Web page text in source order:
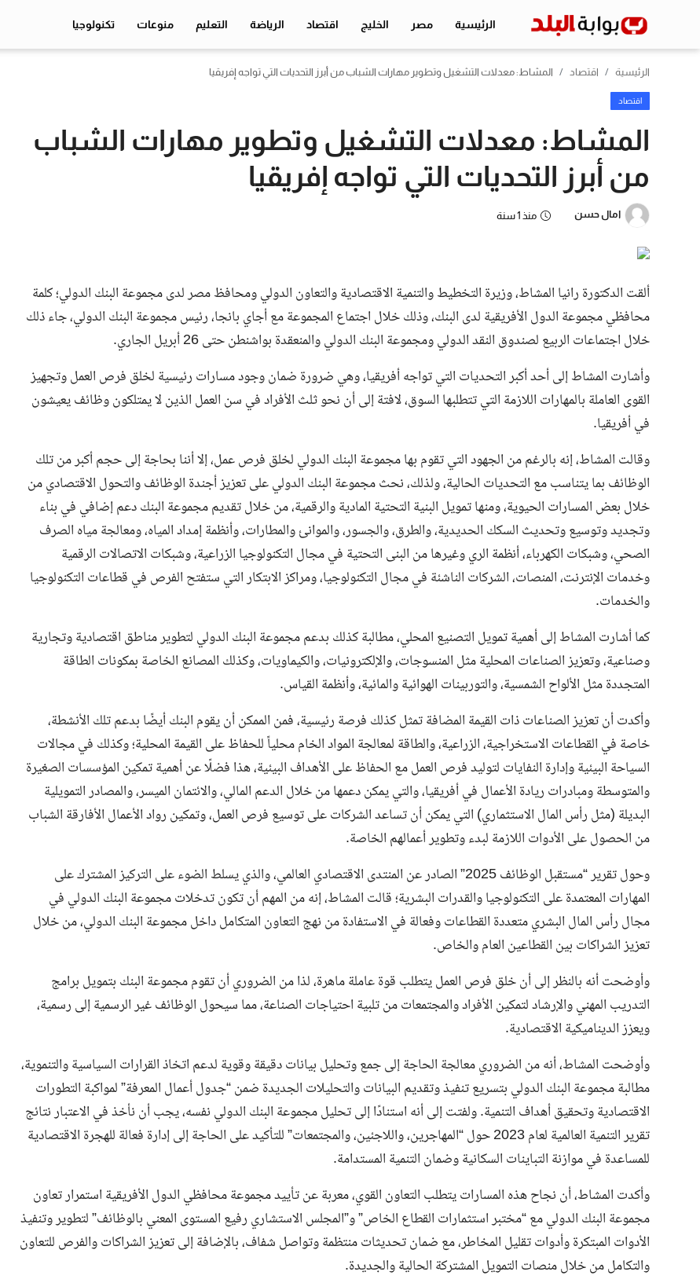
الرئيسية مصر الخليج اقتصاد الرياضة التعليم منوعات تكنولوجيا
تكنولوجيا
الرئيسية اقتصاد المشاط: معدلات التشغيل وتطوير مهارات الشباب من أبرز التحديات التي تواجه إفريقيا
اقتصاد
المشاط: معدلات التشغيل وتطوير مهارات الشباب
من أبرز التحديات التي تواجه إفريقيا
امال حسن منذ 1 سنة
ألقت الدكتورة رانيا المشاط، وزيرة التخطيط والتنمية الاقتصادية والتعاون الدولي ومحافظ مصر لدى مجموعة البنك الدولي؛ كلمة
محافظي مجموعة الدول الأفريقية لدى البنك، وذلك خلال اجتماع المجموعة مع أجاي بانجا، رئيس مجموعة البنك الدولي، جاء ذلك
خلال اجتماعات الربيع لصندوق النقد الدولي ومجموعة البنك الدولي والمنعقدة بواشنطن حتى 26 أبريل الجاري.
وأشارت المشاط إلى أحد أكبر التحديات التي تواجه أفريقيا، وهي ضرورة ضمان وجود مسارات رئيسية لخلق فرص العمل وتجهيز
القوى العاملة بالمهارات اللازمة التي تتطلبها السوق، لافتة إلى أن نحو ثلث الأفراد في سن العمل الذين لا يمتلكون وظائف يعيشون
في أفريقيا.
وقالت المشاط، إنه بالرغم من الجهود التي تقوم بها مجموعة البنك الدولي لخلق فرص عمل، إلا أننا بحاجة إلى حجم أكبر من تلك
الوظائف بما يتناسب مع التحديات الحالية، ولذلك، نحث مجموعة البنك الدولي على تعزيز أجندة الوظائف والتحول الاقتصادي من
خلال بعض المسارات الحيوية، ومنها تمويل البنية التحتية المادية والرقمية، من خلال تقديم مجموعة البنك دعم إضافي في بناء
وتجديد وتوسيع وتحديث السكك الحديدية، والطرق، والجسور، والموانئ والمطارات، وأنظمة إمداد المياه، ومعالجة مياه الصرف
الصحي، وشبكات الكهرباء، أنظمة الري وغيرها من البنى التحتية في مجال التكنولوجيا الزراعية، وشبكات الاتصالات الرقمية
وخدمات الإنترنت، المنصات، الشركات الناشئة في مجال التكنولوجيا، ومراكز الابتكار التي ستفتح الفرص في قطاعات التكنولوجيا
والخدمات.
كما أشارت المشاط إلى أهمية تمويل التصنيع المحلي، مطالبة كذلك بدعم مجموعة البنك الدولي لتطوير مناطق اقتصادية وتجارية
وصناعية، وتعزيز الصناعات المحلية مثل المنسوجات، والإلكترونيات، والكيماويات، وكذلك المصانع الخاصة بمكونات الطاقة
المتجددة مثل الألواح الشمسية، والتوربينات الهوائية والمائية، وأنظمة القياس.
وأكدت أن تعزيز الصناعات ذات القيمة المضافة تمثل كذلك فرصة رئيسية، فمن الممكن أن يقوم البنك أيضًا بدعم تلك الأنشطة،
خاصة في القطاعات الاستخراجية، الزراعية، والطاقة لمعالجة المواد الخام محلياً للحفاظ على القيمة المحلية؛ وكذلك في مجالات
السياحة البيئية وإدارة النفايات لتوليد فرص العمل مع الحفاظ على الأهداف البيئية، هذا فضلًا عن أهمية تمكين المؤسسات الصغيرة
والمتوسطة ومبادرات ريادة الأعمال في أفريقيا، والتي يمكن دعمها من خلال الدعم المالي، والائتمان الميسر، والمصادر التمويلية
البديلة (مثل رأس المال الاستثماري) التي يمكن أن تساعد الشركات على توسيع فرص العمل، وتمكين رواد الأعمال الأفارقة الشباب
من الحصول على الأدوات اللازمة لبدء وتطوير أعمالهم الخاصة.
وحول تقرير “مستقبل الوظائف 2025” الصادر عن المنتدى الاقتصادي العالمي، والذي يسلط الضوء على التركيز المشترك على
المهارات المعتمدة على التكنولوجيا والقدرات البشرية؛ قالت المشاط، إنه من المهم أن تكون تدخلات مجموعة البنك الدولي في
مجال رأس المال البشري متعددة القطاعات وفعالة في الاستفادة من نهج التعاون المتكامل داخل مجموعة البنك الدولي، من خلال
تعزيز الشراكات بين القطاعين العام والخاص.
وأوضحت أنه بالنظر إلى أن خلق فرص العمل يتطلب قوة عاملة ماهرة، لذا من الضروري أن تقوم مجموعة البنك بتمويل برامج
التدريب المهني والإرشاد لتمكين الأفراد والمجتمعات من تلبية احتياجات الصناعة، مما سيحول الوظائف غير الرسمية إلى رسمية،
ويعزز الديناميكية الاقتصادية.
وأوضحت المشاط، أنه من الضروري معالجة الحاجة إلى جمع وتحليل بيانات دقيقة وقوية لدعم اتخاذ القرارات السياسية والتنموية،
مطالبة مجموعة البنك الدولي بتسريع تنفيذ وتقديم البيانات والتحليلات الجديدة ضمن “جدول أعمال المعرفة” لمواكبة التطورات
الاقتصادية وتحقيق أهداف التنمية. ولفتت إلى أنه استنادًا إلى تحليل مجموعة البنك الدولي نفسه، يجب أن نأخذ في الاعتبار نتائج
تقرير التنمية العالمية لعام 2023 حول “المهاجرين، واللاجئين، والمجتمعات” للتأكيد على الحاجة إلى إدارة فعالة للهجرة الاقتصادية
للمساعدة في موازنة التباينات السكانية وضمان التنمية المستدامة.
وأكدت المشاط، أن نجاح هذه المسارات يتطلب التعاون القوي، معربة عن تأييد مجموعة محافظي الدول الأفريقية استمرار تعاون
مجموعة البنك الدولي مع “مختبر استثمارات القطاع الخاص” و”المجلس الاستشاري رفيع المستوى المعني بالوظائف” لتطوير وتنفيذ
الأدوات المبتكرة وأدوات تقليل المخاطر، مع ضمان تحديثات منتظمة وتواصل شفاف، بالإضافة إلى تعزيز الشراكات والفرص للتعاون
والتكامل من خلال منصات التمويل المشتركة الحالية والجديدة.